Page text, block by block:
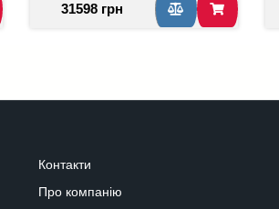
31598 грн
Контакти
Про компанію